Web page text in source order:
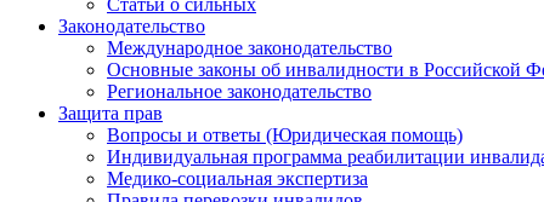
Статьи о сильных
Законодательство
Международное законодательство
Основные законы об инвалидности в Российской
Региональное законодательство
Защита прав
Вопросы и ответы (Юридическая помощь)
Индивидуальная программа реабилитации
Медико-социальная экспертиза